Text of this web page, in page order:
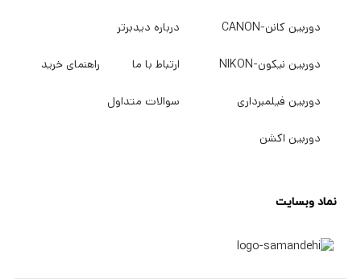
دوربین کانن-CANON
دوربین نیکون-NIKON
دوربین فیلمبرداری
دوربین اکشن
درباره دیدبرتر
ارتباط با ما راهنمای خرید
سوالات متداول
نماد وبسایت